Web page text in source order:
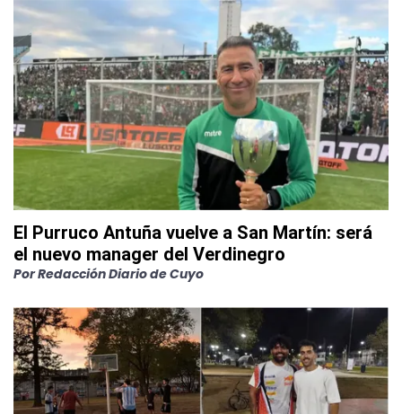
El Purruco Antuña vuelve a San Martín: será
el nuevo manager del Verdinegro
PorRedacción Diario de Cuyo